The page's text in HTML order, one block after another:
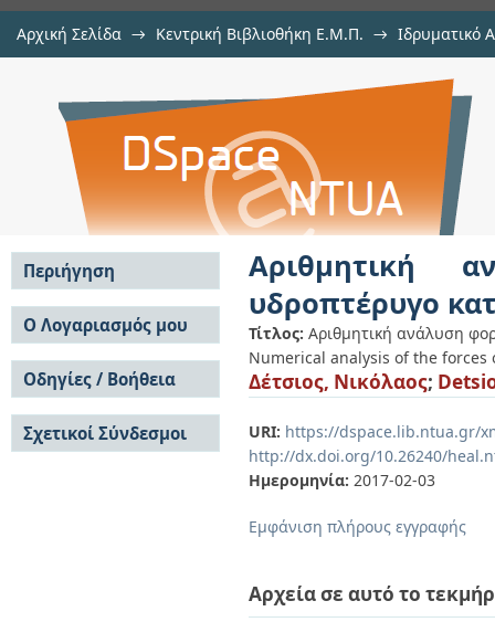
Αρχική Σελίδα → Κεντρική Βιβλιοθήκη Ε.Μ.Π. → Ιδρυματικό
Αριθμητική ανάλυση φορτίων
τύπου AC45
Αριθμητική
υδροπτέρυγο
Τίτλος: Αριθμητική ανάλυση
Numerical analysis of the
Δέτσιος, Νικόλαος;
URI: https://dspace.lib.ntua.gr/
http://dx.doi.org/10.26240/
Ημερομηνία: 2017-02-03
Εμφάνιση πλήρους εγγραφής
Αρχεία σε αυτό το
Περιήγηση
Σε όλο το DSpace
Κοινότητες & Συλλογές
Ανά Ημερομηνία
Έκδοσης
Συγγραφείς
Τίτλοι
Θέματα
Ο Λογαριασμός μου
Σύνδεση
Εγγραφή
Οδηγίες / Βοήθεια
Οδηγίες Υποβολής
Οδηγίες Χρήσης ΙΑ
Συχνές Ερωτήσεις
Σχετικοί Σύνδεσμοι